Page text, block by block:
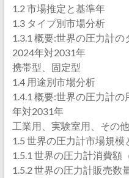
1.2 市場推定と基準年
1.3 タイプ別市場分析
1.3.1 概要:世界の圧力計
2024年対2031年
携帯型、固定型
1.4 用途別市場分析
1.4.1 概要:世界の圧力計
年対2031年
工業用、実験室用、その他
1.5 世界の圧力計市場規模
1.5.1 世界の圧力計消費額
1.5.2 世界の圧力計販売数